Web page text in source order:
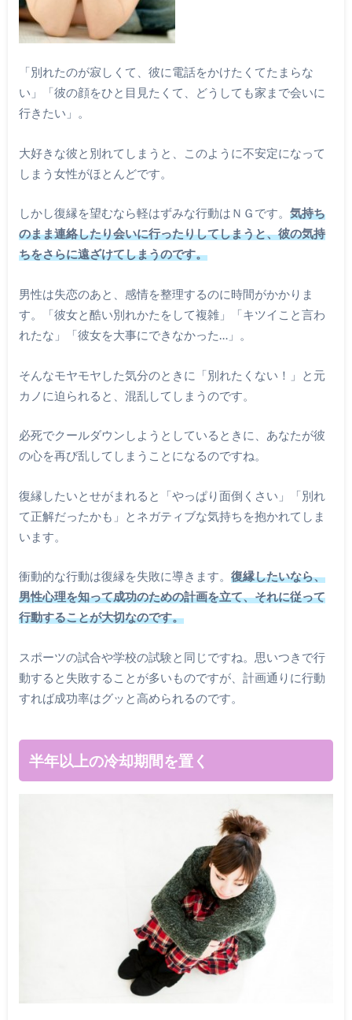
「別れたのが寂しくて、彼に電話をかけたくてたまらな
い」「彼の顔をひと目見たくて、どうしても家まで会いに
行きたい」。
大好きな彼と別れてしまうと、このように不安定になって
しまう女性がほとんどです。
しかし復縁を望むなら軽はずみな行動はＮＧです。 気持ち
のまま連絡したり会いに行ったりしてしまうと、彼の気持
ちをさらに遠ざけてしまうのです。
男性は失恋のあと、感情を整理するのに時間がかかりま
す。「彼女と酷い別れかたをして複雑」「キツイこと言わ
れたな」「彼女を大事にできなかった…」。
そんなモヤモヤした気分のときに「別れたくない！」と元
カノに迫られると、混乱してしまうのです。
必死でクールダウンしようとしているときに、あなたが彼
の心を再び乱してしまうことになるのですね。
復縁したいとせがまれると「やっぱり面倒くさい」「別れ
て正解だったかも」とネガティブな気持ちを抱かれてしま
います。
衝動的な行動は復縁を失敗に導きます。 復縁したいなら、
男性心理を知って成功のための計画を立て、それに従って
行動することが大切なのです。
スポーツの試合や学校の試験と同じですね。思いつきで行
動すると失敗することが多いものですが、計画通りに行動
すれば成功率はグッと高められるのです。
半年以上の冷却期間を置く